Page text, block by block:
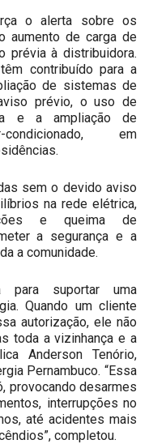
o alerta sobre os
aumento de carga de
prévia à distribuidora.
contribuído para a
de sistemas de
prévio, o uso de
e a ampliação de
em
sem o devido aviso
na rede elétrica,
e queima de
a segurança e a
a comunidade.
para suportar uma
Quando um cliente
autorização, ele não
toda a vizinhança e a
Anderson Tenório,
Pernambuco. “Essa
provocando desarmes
interrupções no
até acidentes mais
completou.